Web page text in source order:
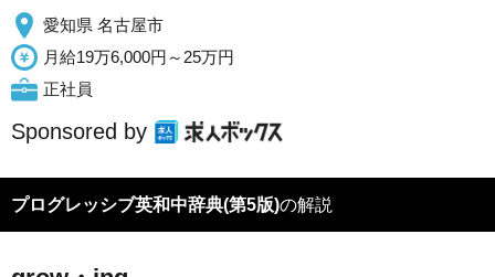
愛知県 名古屋市
月給19万6,000円～25万円
正社員
Sponsored by
プログレッシブ英和中辞典(第5版)の解説